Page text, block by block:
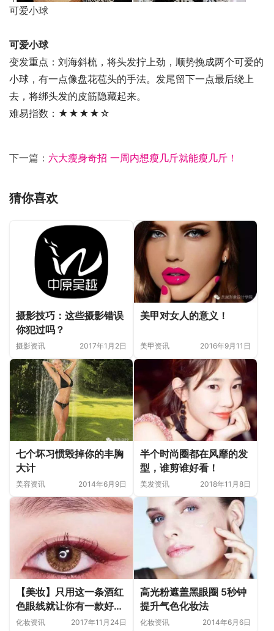
可爱小球
可爱小球
变发重点：刘海斜梳，将头发拧上劲，顺势挽成两个可爱的
小球，有一点像盘花苞头的手法。发尾留下一点最后绕上
去，将绑头发的皮筋隐藏起来。
难易指数：★★★★☆
下一篇： 六大瘦身奇招 一周内想瘦几斤就能瘦几斤！
猜你喜欢
摄影技巧：这些摄影错误
你犯过吗？
摄影资讯 2017年1月2日
美甲对女人的意义！
美甲资讯 2016年9月11日
七个坏习惯毁掉你的丰胸
大计
美容资讯 2014年6月9日
半个时尚圈都在风靡的发
型，谁剪谁好看！
美发资讯 2018年11月8日
【美妆】只用这一条酒红
色眼线就让你有一款好特
别的眼妆
化妆资讯 2017年11月24日
高光粉遮盖黑眼圈 5秒钟
提升气色化妆法
化妆资讯 2014年6月6日